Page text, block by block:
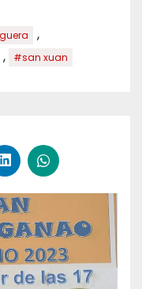
,
, #san xuan